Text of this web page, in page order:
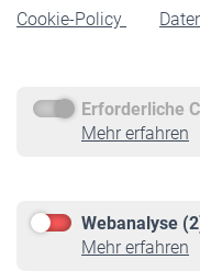
Cookie-Policy
Erforderliche
Mehr erfahren
Webanalyse
Mehr erfahren
Rente beantragen
Service
Informationen
Online-Rechner
VBLnewsletter